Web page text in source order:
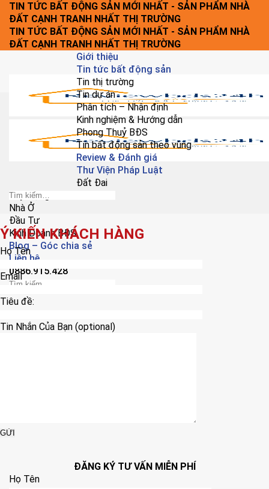
Chuyển
đến
nội
dung
TIN TỨC BẤT ĐỘNG SẢN MỚI NHẤT - SẢN PHẨM NHÀ
ĐẤT CẠNH TRANH NHẤT THỊ TRƯỜNG
TIN TỨC BẤT ĐỘNG SẢN MỚI NHẤT - SẢN PHẨM NHÀ
ĐẤT CẠNH TRANH NHẤT THỊ TRƯỜNG
Giới thiệu
Tin tức bất động sản
Tin thị trường
Tin dự án
Phân tích – Nhận định
Kinh nghiệm & Hướng dẫn
Phong Thuỷ BĐS
Tin bất động sản theo vùng
Review & Đánh giá
Thư Viện Pháp Luật
Đất Đai
Xây Dựng
Nhà Ở
Đầu Tư
Kinh Doanh BĐS
Blog – Góc chia sẻ
Liên hệ
0886.915.428
Ý KIẾN KHÁCH HÀNG
Họ Tên
Email
Tiêu đề:
Tin Nhắn Của Bạn (optional)
ĐĂNG KÝ TƯ VẤN MIỄN PHÍ
Họ Tên